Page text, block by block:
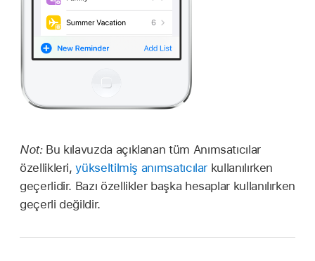
Not: Bu kılavuzda açıklanan tüm Anımsatıcılar
özellikleri,yükseltilmiş anımsatıcılar kullanılırken
geçerlidir. Bazı özellikler başka hesaplar kullanılırken
geçerli değildir.